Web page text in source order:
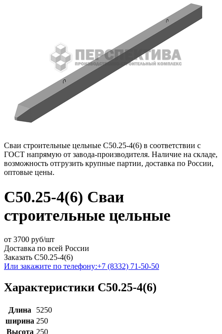
Сваи строительные цельные С50.25-4(6) в соответствии с
ГОСТ напрямую от завода-производителя. Наличие на складе,
возможность отгрузить крупные партии, доставка по России,
оптовые цены.
С50.25-4(6) Сваи
строительные цельные
от 3700 руб/шт
Доставка по всей России
Заказать С50.25-4(6)
Или закажите по телефону:+7 (8332) 71-50-50
Характеристики С50.25-4(6)
Длина
5250
ширина 250
Высота 250